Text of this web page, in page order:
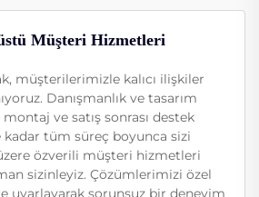
Müşteri Hizmetleri
müşterilerimizle kalıcı ilişkiler
Danışmanlık ve tasarım
montaj ve satış sonrası destek
tüm süreç boyunca sizi
özverili müşteri hizmetleri
sizinleyiz. Çözümlerimizi özel
uyarlayarak sorunsuz bir deneyim